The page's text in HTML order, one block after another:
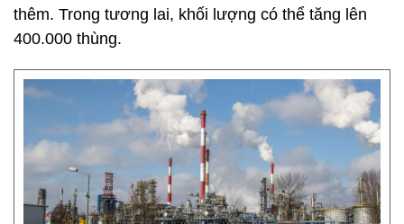
thêm. Trong tương lai, khối lượng có thể tăng lên
400.000 thùng.